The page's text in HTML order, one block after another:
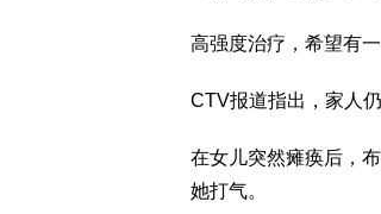
高强度治疗，希望有
CTV报道指出，家人
在女儿突然瘫痪后，
她打气。